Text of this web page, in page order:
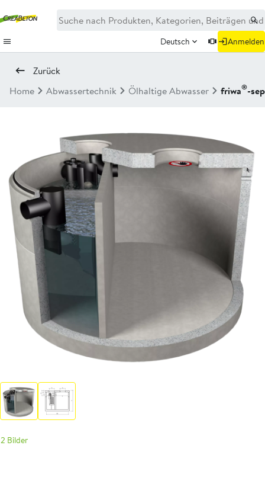
Deutsch Anmelden
Zurück
Home
Abwassertechnik Ölhaltige Abwasser friwa®-
2 Bilder